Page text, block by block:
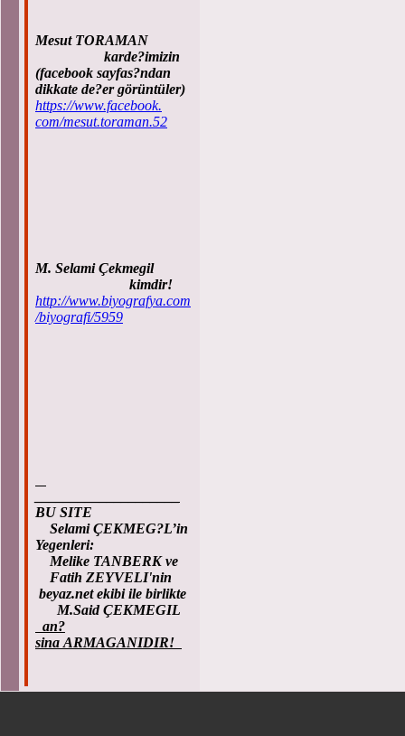
Mesut TORAMAN
karde?imizin
(facebook sayfas?ndan
dikkate de?er görüntüler)
https://www.facebook.
com/mesut.toraman.52
M. Selami Çekmegil
kimdir!
http://www.biyografya.com
/biyografi/5959
BU SITE
Selami ÇEKMEG?L’in
Yegenleri:
Melike TANBERK ve
Fatih ZEYVELI'nin
beyaz.net ekibi ile birlikte
M.Said ÇEKMEGIL
an?
sina ARMAGANIDIR!